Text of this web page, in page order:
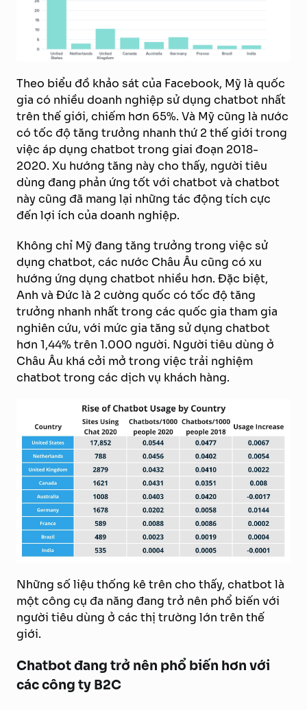
Theo biểu đồ khảo sát của Facebook, Mỹ là quốc
gia có nhiều doanh nghiệp sử dụng chatbot nhất
trên thế giới, chiếm hơn 65%. Và Mỹ cũng là nước
có tốc độ tăng trưởng nhanh thứ 2 thế giới trong
việc áp dụng chatbot trong giai đoạn 2018-
2020. Xu hướng tăng này cho thấy, người tiêu
dùng đang phản ứng tốt với chatbot và chatbot
này cũng đã mang lại những tác động tích cực
đến lợi ích của doanh nghiệp.
Không chỉ Mỹ đang tăng trưởng trong việc sử
dụng chatbot, các nước Châu Âu cũng có xu
hướng ứng dụng chatbot nhiều hơn. Đặc biệt,
Anh và Đức là 2 cường quốc có tốc độ tăng
trưởng nhanh nhất trong các quốc gia tham gia
nghiên cứu, với mức gia tăng sử dụng chatbot
hơn 1,44% trên 1.000 người. Người tiêu dùng ở
Châu Âu khá cởi mở trong việc trải nghiệm
chatbot trong các dịch vụ khách hàng.
Những số liệu thống kê trên cho thấy, chatbot là
một công cụ đa năng đang trở nên phổ biến với
người tiêu dùng ở các thị trường lớn trên thế
giới.
Chatbot đang trở nên phổ biến hơn với
các công ty B2C